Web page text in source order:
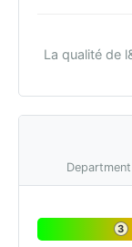
La qualité de
3